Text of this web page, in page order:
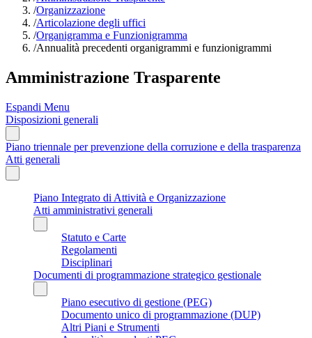
/Organizzazione
/Articolazione degli uffici
/Organigramma e Funzionigramma
/Annualità precedenti organigrammi e funzionigrammi
Amministrazione Trasparente
Espandi Menu
Disposizioni generali
Piano triennale per prevenzione della corruzione e della trasparenza
Atti generali
Piano Integrato di Attività e Organizzazione
Atti amministrativi generali
Statuto e Carte
Regolamenti
Disciplinari
Documenti di programmazione strategico gestionale
Piano esecutivo di gestione (PEG)
Documento unico di programmazione (DUP)
Altri Piani e Strumenti